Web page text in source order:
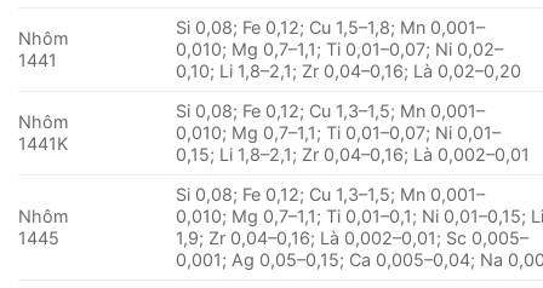
Nhôm
1441
Si 0,08; Fe 0,12; Cu 1,5–1,8; Mn 0,001–
0,010; Mg 0,7–1,1; Ti 0,01–0,07; Ni 0,02–
0,10; Li 1,8–2,1; Zr 0,04–0,16; Là 0,02–0,20
Nhôm
1441K
Si 0,08; Fe 0,12; Cu 1,3–1,5; Mn 0,001–
0,010; Mg 0,7–1,1; Ti 0,01–0,07; Ni 0,01–
0,15; Li 1,8–2,1; Zr 0,04–0,16; Là 0,002–0,01
Nhôm
1445
Si 0,08; Fe 0,12; Cu 1,3–1,5; Mn 0,001–
0,010; Mg 0,7–1,1; Ti 0,01–0,1; Ni 0,01–0,15;
1,9; Zr 0,04–0,16; Là 0,002–0,01; Sc 0,005–
0,001; Ag 0,05–0,15; Ca 0,005–0,04; Na